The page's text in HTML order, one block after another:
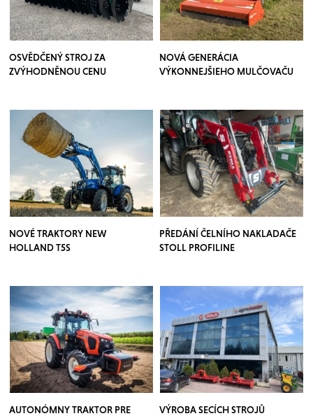
OSVĚDČENÝ STROJ ZA
ZVÝHODNĚNOU CENU
NOVÁ GENERÁCIA
VÝKONNEJŠIEHO MULČOVAČU
NOVÉ TRAKTORY NEW
HOLLAND T5S
PŘEDÁNÍ ČELNÍHO NAKLADAČE
STOLL PROFILINE
AUTONÓMNY TRAKTOR PRE
VÝROBA SECÍCH STROJŮ